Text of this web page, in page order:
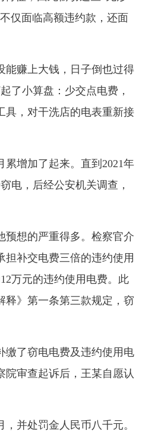
仅面临高额违约款，还面
赚上大钱，日子倒也过得
了小算盘：少交点电费，
具，对干洗店的电表重新接
增加了起来。直到2021年
电， 后经公安机关调查，
想的严重得多。检察官介
补交电费三倍的违约使用
万元的违约使用电费。此
释》第一条第三款规定，窃
了窃电电费及违约使用电
院审查起诉后，王某自愿认
并处罚金人民币八千元。